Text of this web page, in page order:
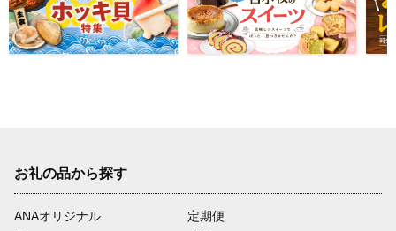
お礼の品から探す
ANAオリジナル
定期便